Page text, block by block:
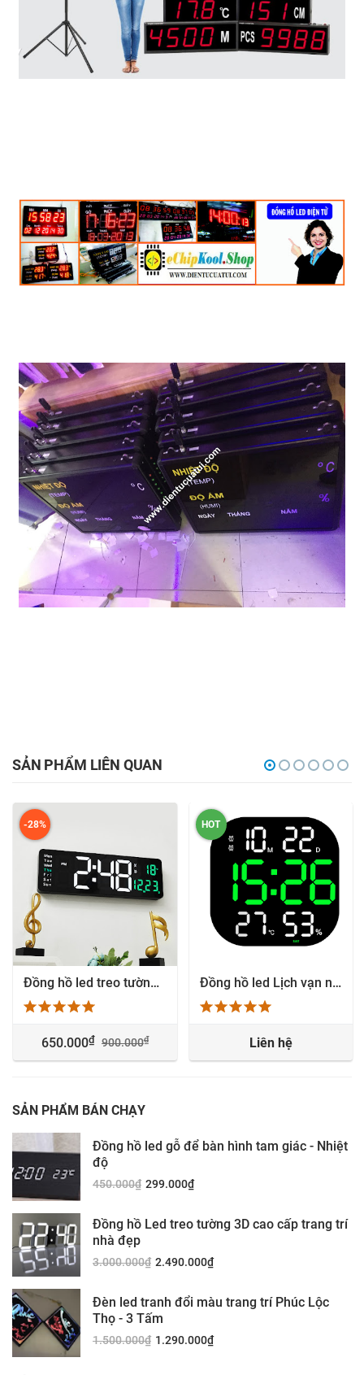
SẢN PHẨM LIÊN QUAN
-28%
Đồng hồ led treo tường phòng khách số lớn 16 inch nhiệt độ - DS6626
650.000₫ 900.000₫
HOT
Đồng hồ led Lịch vạn niên Nhiệt độ độ ẩm hình vuông - 6632
Liên hệ
SẢN PHẨM BÁN CHẠY
Đồng hồ led gỗ để bàn hình tam giác - Nhiệt
độ
450.000₫ 299.000₫
Đồng hồ Led treo tường 3D cao cấp trang trí
nhà đẹp
3.000.000₫ 2.490.000₫
Đèn led tranh đổi màu trang trí Phúc Lộc
Thọ - 3 Tấm
1.500.000₫ 1.290.000₫